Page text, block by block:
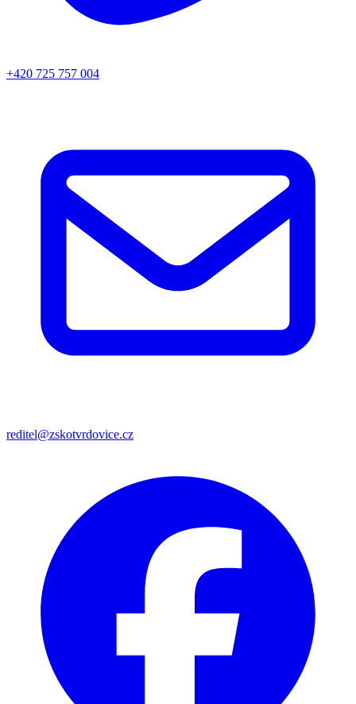
+420 725 757 004
reditel@zskotvrdovice.cz